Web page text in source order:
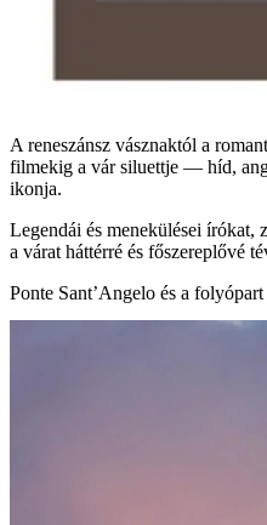
A reneszánsz vásznaktól a
filmekig a vár siluettje — híd,
ikonja.
Legendái és menekülései írókat,
a várat háttérré és főszereplővé
Ponte Sant’Angelo és a folyópart